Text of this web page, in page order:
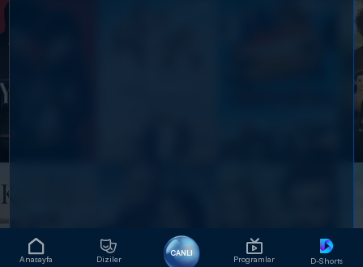
Anasayfa Diziler
CANLI
Programlar D-Shorts